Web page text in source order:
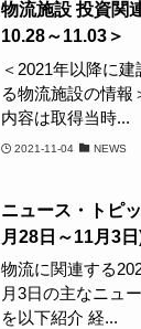
物流施設 投資関
10.28～11.03＞
＜2021年以降に
る物流施設の情
内容は取得当時...
2021-11-04 NEWS
ニュース・トピ
月28日～11月3
物流に関連する
月3日の主なニュ
を以下紹介 経...